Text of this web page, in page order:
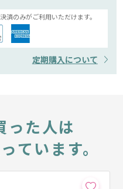
済のみがご利用いただけます。
定期購入について
った人は
ています。